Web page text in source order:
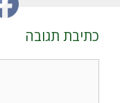
כתיבת תגובה
תגובה